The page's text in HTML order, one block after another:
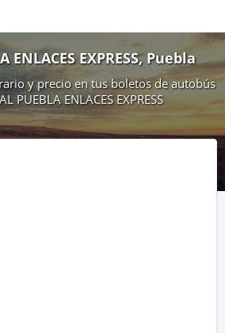
ENLACES EXPRESS, Puebla
y precio en tus boletos de autobús
PUEBLA ENLACES EXPRESS